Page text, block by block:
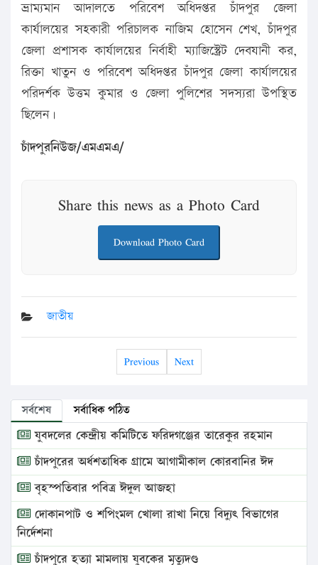
ভ্রাম্যমান আদালতে পরিবেশ অধিদপ্তর চাঁদপুর জেলা
কার্যালয়ের সহকারী পরিচালক নাজিম হোসেন শেখ, চাঁদপুর
জেলা প্রশাসক কার্যালয়ের নির্বাহী ম্যাজিস্ট্রেট দেবযানী কর,
রিক্তা খাতুন ও পরিবেশ অধিদপ্তর চাঁদপুর জেলা কার্যালয়ের
পরিদর্শক উত্তম কুমার ও জেলা পুলিশের সদস্যরা উপস্থিত
ছিলেন।
চাঁদপুরনিউজ/এমএমএ/
Share this news as a Photo Card
Download Photo Card
জাতীয়
Previous Next
সর্বশেষ সর্বাধিক পঠিত
যুবদলের কেন্দ্রীয় কমিটিতে ফরিদগঞ্জের তারেকুর রহমান
চাঁদপুরের অর্ধশতাধিক গ্রামে আগামীকাল কোরবানির ঈদ
বৃহস্পতিবার পবিত্র ঈদুল আজহা
দোকানপাট ও শপিংমল খোলা রাখা নিয়ে বিদ্যুৎ বিভাগের
নির্দেশনা
চাঁদপুরে হত্যা মামলায় যুবকের মৃত্যুদণ্ড